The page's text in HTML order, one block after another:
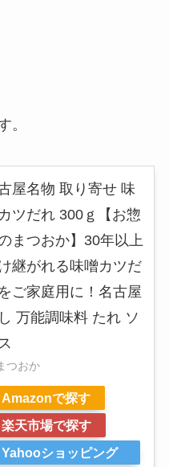
。
屋名物 取り寄せ 味
ツだれ 300ｇ【お惣
まつおか】30年以上
継がれる味噌カツだ
ご家庭用に！名古屋
万能調味料 たれ ソ
つおか
Amazonで探す
楽天市場で探す
Yahooショッピング